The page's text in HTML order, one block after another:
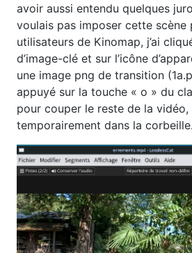
avoir aussi entendu quelques
voulais pas imposer cette scène
utilisateurs de Kinomap, j’ai
d’image-clé et sur l’icône
une image png de transition
appuyé sur la touche « o » du
pour couper le reste de la vidéo,
temporairement dans la corbeille.